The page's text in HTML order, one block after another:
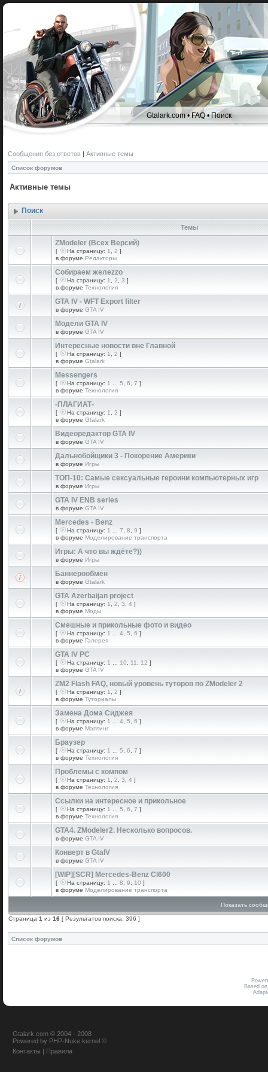
Gtalark.com •FAQ•Поиск
Сообщения без ответов | Активные темы
Список форумов
Активные темы
Поиск
Темы
ZModeler (Всех Версий)
[ На страницу: 1 2 ]
в форуме Редакторы
Собираем желеzzо
[ На страницу: 1 2 3 ]
в форуме Технология
GTA IV - WFT Export filter
в форуме GTA IV
Модели GTA IV
в форуме GTA IV
Интересные новости вне Главной
[ На страницу: 1 2 ]
в форуме Gtalark
Messengers
[ На страницу: 1 5 6 7 ]
в форуме Технология
-ПЛАГИАТ-
[ На страницу: 1 2 ]
в форуме Gtalark
Видеоредактор GTA IV
в форуме GTA IV
Дальнобойщики 3 - Покорение Америки
в форуме Игры
ТОП-10: Самые сексуальные героини компьютерных игр
в форуме Игры
GTA IV ENB series
в форуме GTA IV
Mercedes - Benz
[ На страницу: 1 7 8 9 ]
в форуме Моделирование транспорта
Игры: А что вы ждёте?))
в форуме Игры
Баннерообмен
в форуме Gtalark
GTA Azerbaijan project
[ На страницу: 1 2 3 4 ]
в форуме Моды
Смешные и прикольные фото и видео
[ На страницу: 1 4 5 6 ]
в форуме Галерея
GTA IV PC
[ На страницу: 1 10 11 12 ]
в форуме GTA IV
ZM2 Flash FAQ, новый уровень туторов по ZModeler 2
[ На страницу: 1 2 ]
в форуме Туториалы
Замена Дома Сиджея
[ На страницу: 1 4 5 6 ]
в форуме Маппинг
Браузер
[ На страницу: 1 5 6 7 ]
в форуме Технология
Проблемы с компом
[ На страницу: 1 2 3 4 ]
в форуме Технология
Ссылки на интересное и прикольное
[ На страницу: 1 5 6 7 ]
в форуме Технология
GTA4. ZModeler2. Несколько вопросов.
в форуме GTA IV
Конверт в GtaIV
в форуме GTA IV
[WIP][SCR] Mercedes-Benz Cl600
[ На страницу: 1 8 9 10 ]
в форуме Моделирование транспорта
Показать
Страница 1 из 16 [ Результатов поиска: 396 ]
Список форумов
Based
Gtalark.com © 2004 - 2008
Powered by PHP-Nuke kernel ©
Контакты | Правила